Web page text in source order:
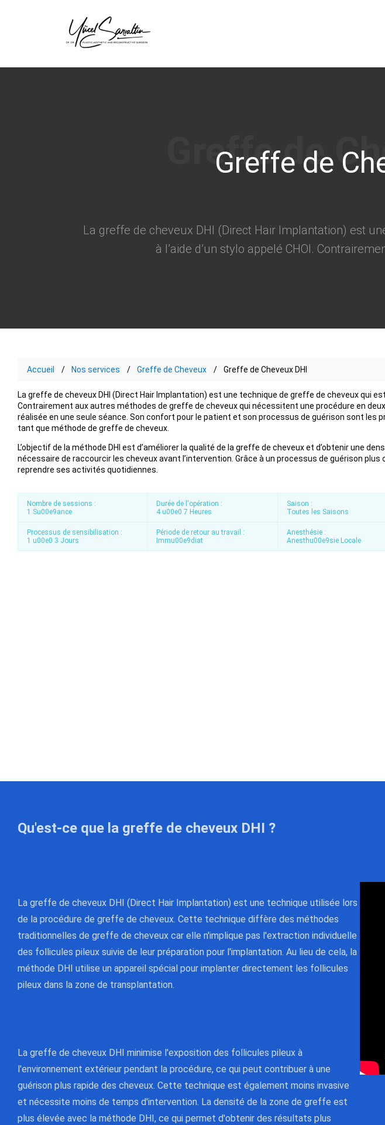
Greffe de
La greffe de cheveux DHI (Direct Hair Implantation) est
à l’aide d’un stylo appelé CHOI.
Accueil Nos services Greffe de Cheveux Greffe de Cheveux DHI
La greffe de cheveux DHI (Direct Hair Implantation) est une technique de greffe de cheveux qui est
Contrairement aux autres méthodes de greffe de cheveux qui nécessitent une procédure en
réalisée en une seule séance. Son confort pour le patient et son processus de guérison sont les
tant que méthode de greffe de cheveux.
L’objectif de la méthode DHI est d’améliorer la qualité de la greffe de cheveux et d’obtenir une
nécessaire de raccourcir les cheveux avant l’intervention. Grâce à un processus de guérison
reprendre ses activités quotidiennes.
Nombre de sessions :
1 Su00e9ance
Durée de l'opération :
4 u00e0 7 Heures
Saison :
Toutes les Saisons
Processus de sensibilisation :
1 u00e0 3 Jours
Période de retour au travail :
Immu00e9diat
Anesthésie :
Anesthu00e9sie Locale
Qu'est-ce que la greffe de cheveux DHI ?
La greffe de cheveux DHI (Direct Hair Implantation) est une technique utilisée lors
de la procédure de greffe de cheveux. Cette technique diffère des méthodes
traditionnelles de greffe de cheveux car elle n'implique pas l'extraction individuelle
des follicules pileux suivie de leur préparation pour l'implantation. Au lieu de cela, la
méthode DHI utilise un appareil spécial pour implanter directement les follicules
pileux dans la zone de transplantation.
La greffe de cheveux DHI minimise l'exposition des follicules pileux à
l'environnement extérieur pendant la procédure, ce qui peut contribuer à une
guérison plus rapide des cheveux. Cette technique est également moins invasive
et nécessite moins de temps d'intervention. La densité de la zone de greffe est
plus élevée avec la méthode DHI, ce qui permet d'obtenir des résultats plus